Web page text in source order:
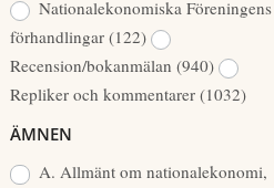
A
R
E
Nationalekonomiska Föreningens
förhandlingar (122)
Recension/bokanmälan (940)
Repliker och kommentarer (1032)
ÄMNEN
A. Allmänt om nationalekonomi,